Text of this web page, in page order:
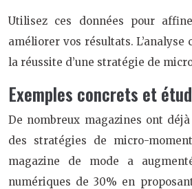
Utilisez ces données pour
améliorer vos résultats. L’analyse
la réussite d’une stratégie de
Exemples concrets et
De nombreux magazines ont
des stratégies de micro-
magazine de mode a
numériques de 30% en